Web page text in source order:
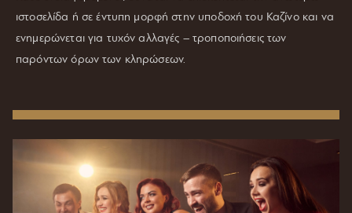
ιστοσελίδα ή σε έντυπη μορφή στην υποδοχή του Καζίνο και να
ενημερώνεται για τυχόν αλλαγές – τροποποιήσεις των
παρόντων όρων των κληρώσεων.